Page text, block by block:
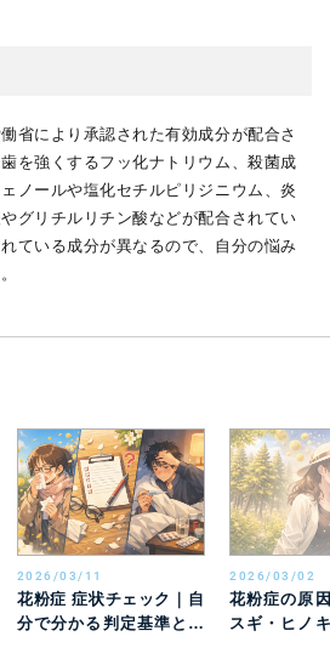
省により承認された有効成分が配合さ
を強くするフッ化ナトリウム、殺菌成
ノールや塩化セチルピリジニウム、炎
グリチルリチン酸などが配合されてい
ている成分が異なるので、自分の悩み
2026/03/11
花粉症 症状チェック｜自
分で分かる判定基準と風
2026/03/02
花粉症の原
スギ・ヒノ